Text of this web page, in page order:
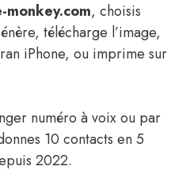
monkey.com, choisis
télécharge l’image,
iPhone, ou imprime sur
numéro à voix ou par
10 contacts en 5
2022.